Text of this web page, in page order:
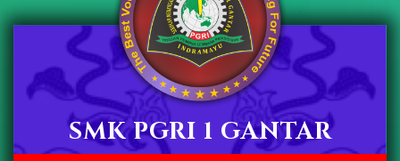
SMK PGRI 1 GANTAR